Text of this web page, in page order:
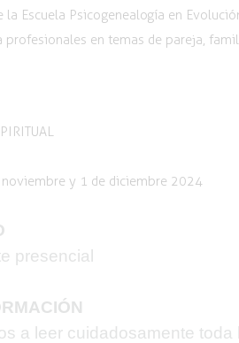
la Escuela Psicogenealogía en
profesionales en temas de pareja,
y 1 de diciembre 2024
presencial
a leer cuidadosamente toda